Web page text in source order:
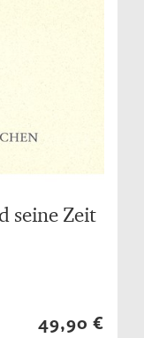
seine Zeit
49,90 €